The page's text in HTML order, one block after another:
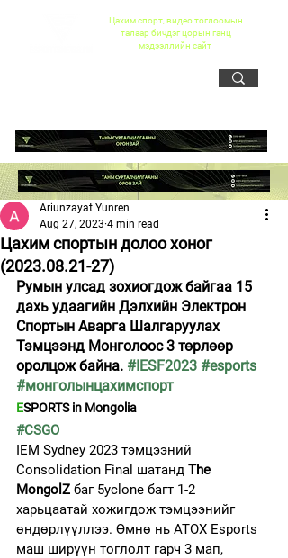
Цахим спорт, видео тоглоомын
талаар бичдэг цорын ганц
мэдээллийн сайт
Цахим спортын долоо хоног
(2023.08.21-27)
Ariunzayat Yunren
Aug 27, 2023 4 min read
Румын улсад зохиогдож байгаа 15
дахь удаагийн Дэлхийн Электрон
Спортын Аварга Шалгаруулах
Тэмцээнд Монголоос 3 төрлөөр
оролцож байна. #IESF2023 #esports
#монголынцахимспорт
ESPORTS in Mongolia
#CSGO
IEM Sydney 2023 тэмцээний
Consolidation Final шатанд The
MongolZ баг 5yclone багт 1-2
харьцаатай хожигдож тэмцээнийг
өндөрлүүллээ. Өмнө нь ATOX Esports
маш ширүүн тоглолт гарч 3 мап,